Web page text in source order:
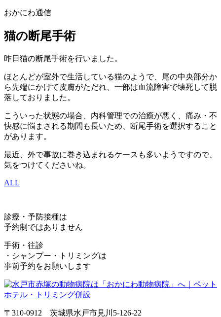
おかにわ通信
猫の断尾手術
昨日猫の断尾手術を行いました。
ほとんどが室外で生活している猫のようで、尾の中央部分か
ら先端にかけて皮膚がただれ、一部は血流障害で壊死して脱
落しておりました。
こういった状態の場合、内科管理での治癒が悪く、痛み・不
快感に悩まされる期間も長いため、断尾手術を選択すること
があります。
最近、外で事故に巻き込まれるケースも多いようですので、
気をつけてくださいね。
ALL
診療・予防接種は
予約制ではありません
手術・往診
・シャンプー・トリミングは
事前予約をお願いします
〒310-0912 茨城県水戸市見川5-126-22